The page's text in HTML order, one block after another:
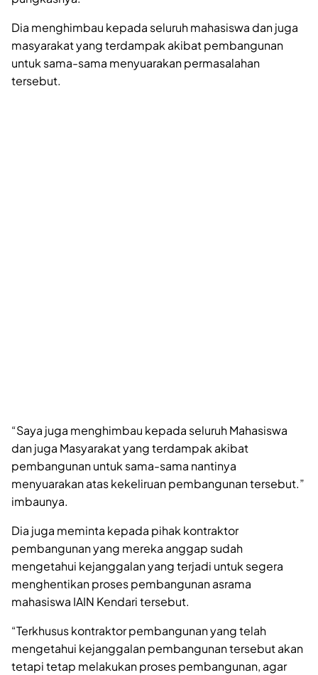
Dia menghimbau kepada seluruh mahasiswa dan juga
masyarakat yang terdampak akibat pembangunan
untuk sama-sama menyuarakan permasalahan
tersebut.
“Saya juga menghimbau kepada seluruh Mahasiswa
dan juga Masyarakat yang terdampak akibat
pembangunan untuk sama-sama nantinya
menyuarakan atas kekeliruan pembangunan tersebut.”
imbaunya.
Dia juga meminta kepada pihak kontraktor
pembangunan yang mereka anggap sudah
mengetahui kejanggalan yang terjadi untuk segera
menghentikan proses pembangunan asrama
mahasiswa IAIN Kendari tersebut.
“Terkhusus kontraktor pembangunan yang telah
mengetahui kejanggalan pembangunan tersebut akan
tetapi tetap melakukan proses pembangunan, agar